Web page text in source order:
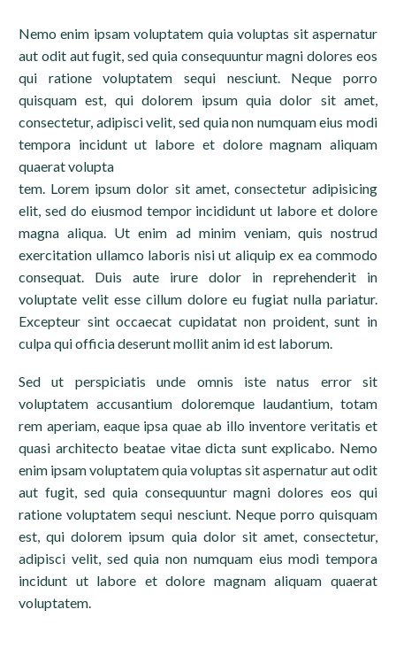
Nemo enim ipsam voluptatem quia voluptas sit aspernatur
aut odit aut fugit, sed quia consequuntur magni dolores eos
qui ratione voluptatem sequi nesciunt. Neque porro
quisquam est, qui dolorem ipsum quia dolor sit amet,
consectetur, adipisci velit, sed quia non numquam eius modi
tempora incidunt ut labore et dolore magnam aliquam
quaerat volupta
tem. Lorem ipsum dolor sit amet, consectetur adipisicing
elit, sed do eiusmod tempor incididunt ut labore et dolore
magna aliqua. Ut enim ad minim veniam, quis nostrud
exercitation ullamco laboris nisi ut aliquip ex ea commodo
consequat. Duis aute irure dolor in reprehenderit in
voluptate velit esse cillum dolore eu fugiat nulla pariatur.
Excepteur sint occaecat cupidatat non proident, sunt in
culpa qui officia deserunt mollit anim id est laborum.
Sed ut perspiciatis unde omnis iste natus error sit
voluptatem accusantium doloremque laudantium, totam
rem aperiam, eaque ipsa quae ab illo inventore veritatis et
quasi architecto beatae vitae dicta sunt explicabo. Nemo
enim ipsam voluptatem quia voluptas sit aspernatur aut odit
aut fugit, sed quia consequuntur magni dolores eos qui
ratione voluptatem sequi nesciunt. Neque porro quisquam
est, qui dolorem ipsum quia dolor sit amet, consectetur,
adipisci velit, sed quia non numquam eius modi tempora
incidunt ut labore et dolore magnam aliquam quaerat
voluptatem.